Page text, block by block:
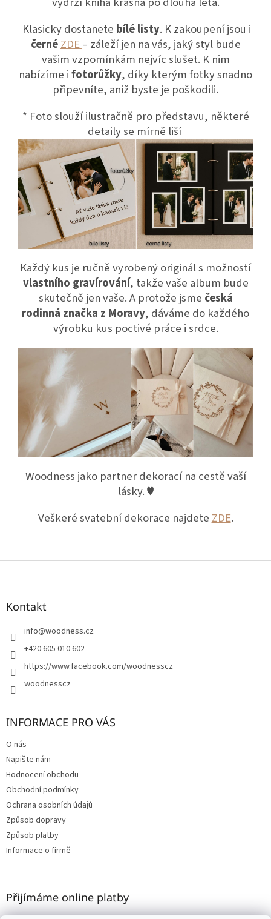
Klasicky dostanete bílé listy. K zakoupení jsou i
černé ZDE– záleží jen na vás, jaký styl bude
vašim vzpomínkám nejvíc slušet. K nim
nabízíme ifotorůžky, díky kterým fotky snadno
připevníte, aniž byste je poškodili.
* Foto slouží ilustračně pro představu, některé
detaily se mírně liší
Každý kus je ručně vyrobený originál s možností
vlastního gravírování, takže vaše album bude
skutečně jen vaše. A protože jsme česká
rodinná značka z Moravy, dáváme do každého
výrobku kus poctivé práce i srdce.
Woodness jako partner dekorací na cestě vaší
lásky. ♥
Veškeré svatební dekorace najdete ZDE.
Z
Kontakt
info@woodness.cz
+420 605 010 602
https://www.facebook.com/woodnesscz
woodnesscz
INFORMACE PRO VÁS
O nás
Napište nám
Hodnocení obchodu
Obchodní podmínky
Ochrana osobních údajů
Způsob dopravy
Způsob platby
Informace o firmě
Přijímáme online platby